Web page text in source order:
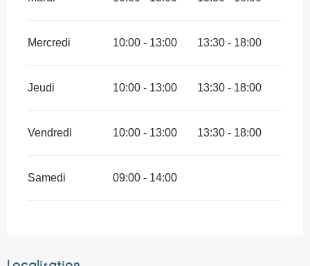
Mercredi 10:00 - 13:00 13:30 - 18:00
Jeudi 10:00 - 13:00 13:30 - 18:00
Vendredi 10:00 - 13:00 13:30 - 18:00
Samedi 09:00 - 14:00